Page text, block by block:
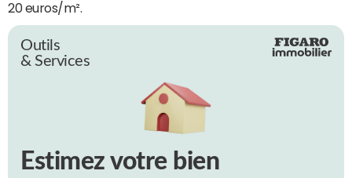
20 euros/m².
Outils
& Services
Estimez votre bien